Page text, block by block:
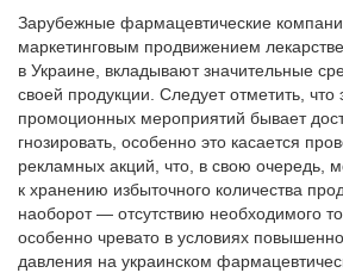
Зарубежные фармацевтические
маркетинговым продвижением
в Украине, вкладывают значительные
своей продукции. Следует отметить,
промоционных мероприятий бывает
гнозировать, особенно это касается
рекламных акций, что, в свою очередь,
к хранению избыточного количества
наоборот — отсутствию необходимого
особенно чревато в условиях
давления на украинском